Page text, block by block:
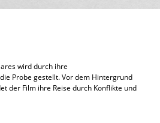
wird durch ihre
Probe gestellt. Vor dem Hintergrund
der Film ihre Reise durch Konflikte und